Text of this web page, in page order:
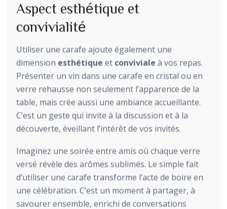
Aspect esthétique et
convivialité
Utiliser une carafe ajoute également une
dimension esthétique et conviviale à vos repas.
Présenter un vin dans une carafe en cristal ou en
verre rehausse non seulement l’apparence de la
table, mais crée aussi une ambiance accueillante.
C’est un geste qui invite à la discussion et à la
découverte, éveillant l’intérêt de vos invités.
Imaginez une soirée entre amis où chaque verre
versé révèle des arômes sublimés. Le simple fait
d’utiliser une carafe transforme l’acte de boire en
une célébration. C’est un moment à partager, à
savourer ensemble, enrichi de conversations